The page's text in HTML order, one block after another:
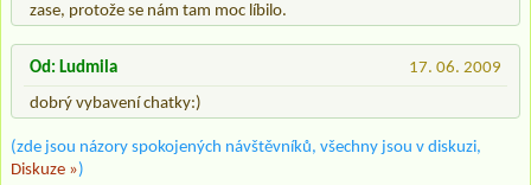
zase, protože se nám tam moc líbilo.
17. 06. 2009
Od: Ludmila
dobrý vybavení chatky:)
(zde jsou názory spokojených návštěvníků, všechny jsou v diskuzi,
Diskuze »)